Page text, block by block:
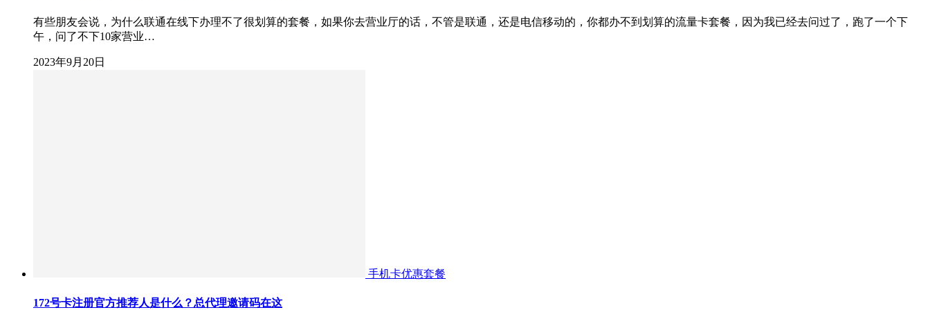
有些朋友会说，为什么联通在线下办理不了很划算的套餐，如果你去营业厅的话，不管是联通，还是电信移动的，你都办不到划算的流量卡套餐，因为我已经去问过了，跑了一个下
午，问了不下10家营业…
2023年9月20日
手机卡优惠套餐
172号卡注册官方推荐人是什么？总代理邀请码在这